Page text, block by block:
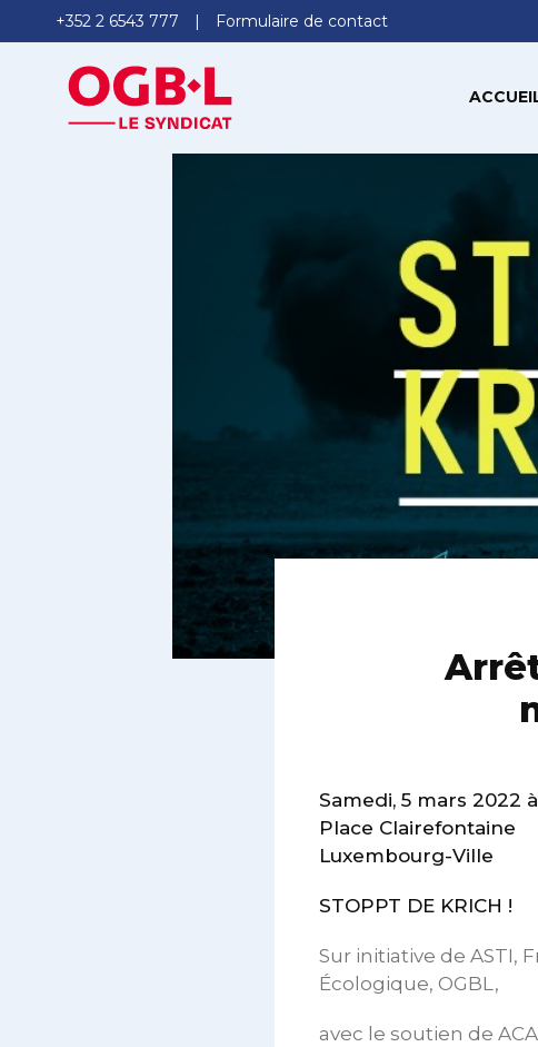
+352 2 6543 777 Formulaire de contact
Samedi, 5 mars 2022 à
Place Clairefontaine
Luxembourg-Ville
STOPPT DE KRICH !
Sur initiative de ASTI,
Écologique, OGBL,
avec le soutien de